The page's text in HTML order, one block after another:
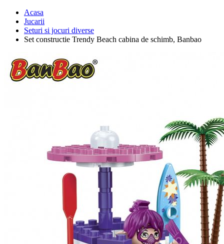
Acasa
Jucarii
Seturi si jocuri diverse
Set constructie Trendy Beach cabina de schimb, Banbao